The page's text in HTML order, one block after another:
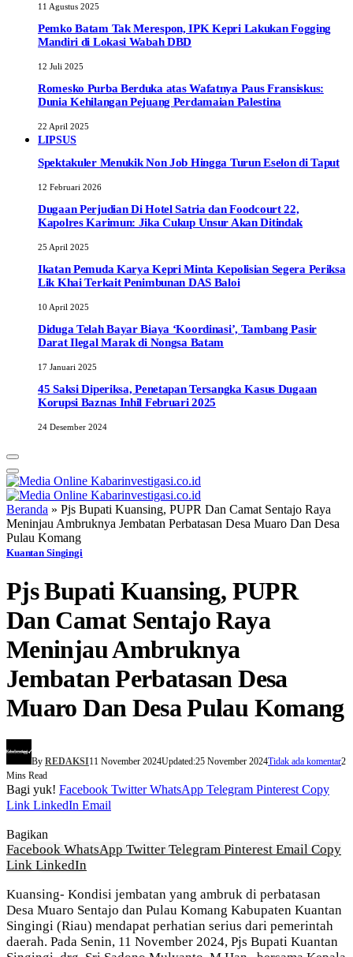
11 Agustus 2025
Pemko Batam Tak Merespon, IPK Kepri Lakukan Fogging
Mandiri di Lokasi Wabah DBD
12 Juli 2025
Romesko Purba Berduka atas Wafatnya Paus Fransiskus:
Dunia Kehilangan Pejuang Perdamaian Palestina
22 April 2025
LIPSUS
Spektakuler Menukik Non Job Hingga Turun Eselon di Taput
12 Februari 2026
Dugaan Perjudian Di Hotel Satria dan Foodcourt 22,
Kapolres Karimun: Jika Cukup Unsur Akan Ditindak
25 April 2025
Ikatan Pemuda Karya Kepri Minta Kepolisian Segera Periksa
Lik Khai Terkait Penimbunan DAS Baloi
10 April 2025
Diduga Telah Bayar Biaya ‘Koordinasi’, Tambang Pasir
Darat Ilegal Marak di Nongsa Batam
17 Januari 2025
45 Saksi Diperiksa, Penetapan Tersangka Kasus Dugaan
Korupsi Baznas Inhil Februari 2025
24 Desember 2024
Beranda » Pjs Bupati Kuansing, PUPR Dan Camat Sentajo Raya
Meninjau Ambruknya Jembatan Perbatasan Desa Muaro Dan Desa
Pulau Komang
Kuantan Singingi
Pjs Bupati Kuansing, PUPR
Dan Camat Sentajo Raya
Meninjau Ambruknya
Jembatan Perbatasan Desa
Muaro Dan Desa Pulau Komang
By REDAKSI11 November 2024Updated:25 November 2024Tidak ada komentar2
Mins Read
Bagi yuk! Facebook Twitter WhatsApp Telegram Pinterest Copy
Link LinkedIn Email
Bagikan
Facebook WhatsApp Twitter Telegram Pinterest Email Copy
Link LinkedIn
Kuansing- Kondisi jembatan yang ambruk di perbatasan
Desa Muaro Sentajo dan Pulau Komang Kabupaten Kuantan
Singingi (Riau) mendapat perhatian serius dari pemerintah
daerah. Pada Senin, 11 November 2024, Pjs Bupati Kuantan